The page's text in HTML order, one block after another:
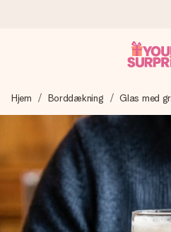
Vi laver din gave med omhu
du kan give den på det helt
betyder allermest.
4,7 (baseret på
Vores gaver inspirerer.
Reviews.
Hjem Borddækning Glas med